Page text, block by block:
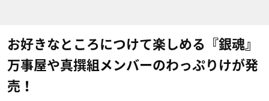
お好きなところにつけて楽しめる『銀魂』
万事屋や真撰組メンバーのわっぷりけが発
売！